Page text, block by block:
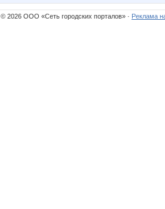
© 2026 ООО «Сеть городских порталов» · Реклама